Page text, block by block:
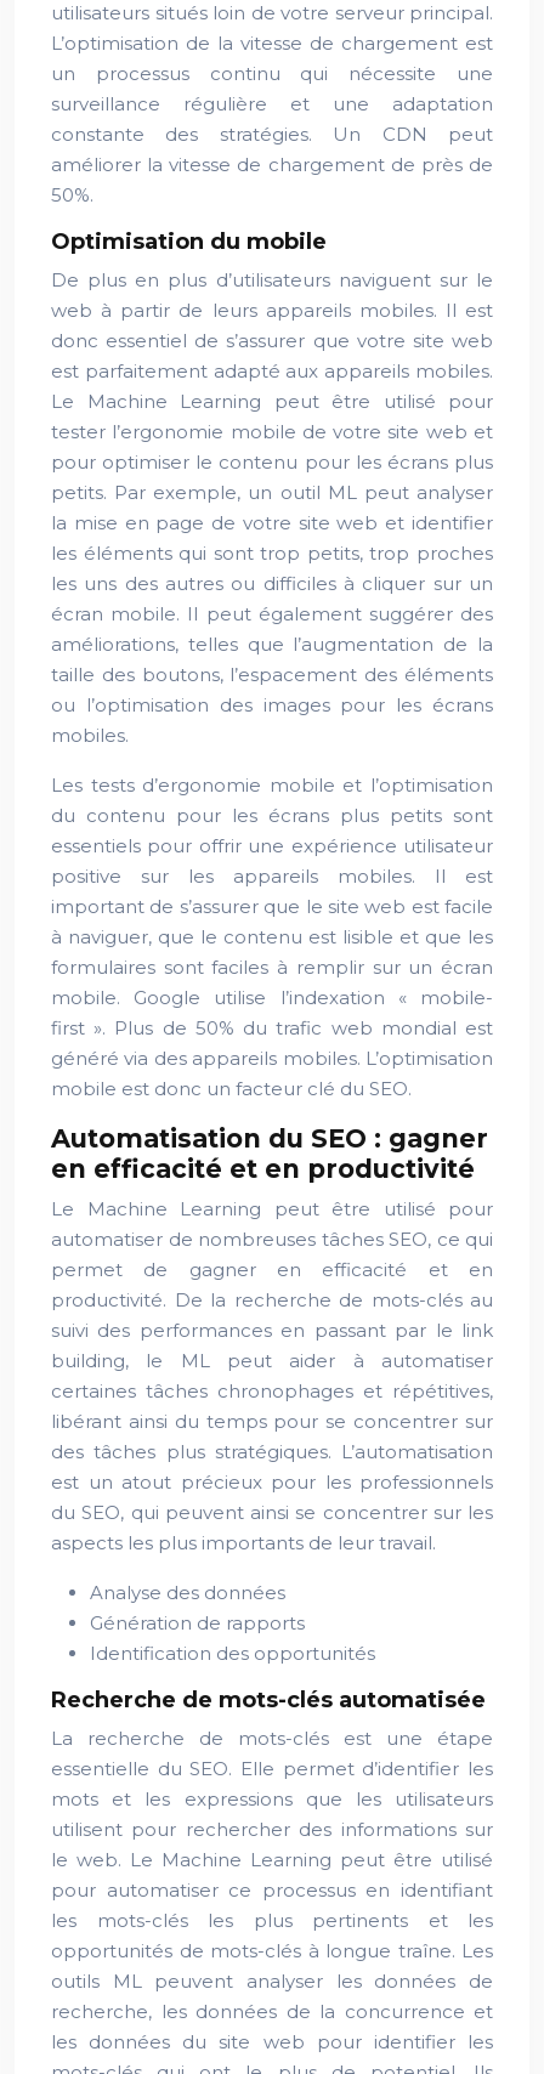
utilisateurs situés loin de votre serveur principal.
L’optimisation de la vitesse de chargement est
un processus continu qui nécessite une
surveillance régulière et une adaptation
constante des stratégies. Un CDN peut
améliorer la vitesse de chargement de près de
50%.
Optimisation du mobile
De plus en plus d’utilisateurs naviguent sur le
web à partir de leurs appareils mobiles. Il est
donc essentiel de s’assurer que votre site web
est parfaitement adapté aux appareils mobiles.
Le Machine Learning peut être utilisé pour
tester l’ergonomie mobile de votre site web et
pour optimiser le contenu pour les écrans plus
petits. Par exemple, un outil ML peut analyser
la mise en page de votre site web et identifier
les éléments qui sont trop petits, trop proches
les uns des autres ou difficiles à cliquer sur un
écran mobile. Il peut également suggérer des
améliorations, telles que l’augmentation de la
taille des boutons, l’espacement des éléments
ou l’optimisation des images pour les écrans
mobiles.
Les tests d’ergonomie mobile et l’optimisation
du contenu pour les écrans plus petits sont
essentiels pour offrir une expérience utilisateur
positive sur les appareils mobiles. Il est
important de s’assurer que le site web est facile
à naviguer, que le contenu est lisible et que les
formulaires sont faciles à remplir sur un écran
mobile. Google utilise l’indexation « mobile-
first ». Plus de 50% du trafic web mondial est
généré via des appareils mobiles. L’optimisation
mobile est donc un facteur clé du SEO.
Automatisation du SEO : gagner
en efficacité et en productivité
Le Machine Learning peut être utilisé pour
automatiser de nombreuses tâches SEO, ce qui
permet de gagner en efficacité et en
productivité. De la recherche de mots-clés au
suivi des performances en passant par le link
building, le ML peut aider à automatiser
certaines tâches chronophages et répétitives,
libérant ainsi du temps pour se concentrer sur
des tâches plus stratégiques. L’automatisation
est un atout précieux pour les professionnels
du SEO, qui peuvent ainsi se concentrer sur les
aspects les plus importants de leur travail.
Analyse des données
Génération de rapports
Identification des opportunités
Recherche de mots-clés automatisée
La recherche de mots-clés est une étape
essentielle du SEO. Elle permet d’identifier les
mots et les expressions que les utilisateurs
utilisent pour rechercher des informations sur
le web. Le Machine Learning peut être utilisé
pour automatiser ce processus en identifiant
les mots-clés les plus pertinents et les
opportunités de mots-clés à longue traîne. Les
outils ML peuvent analyser les données de
recherche, les données de la concurrence et
les données du site web pour identifier les